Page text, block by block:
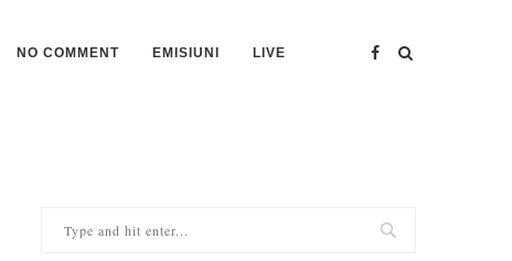
NO COMMENT EMISIUNI LIVE